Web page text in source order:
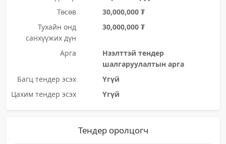
Төсөв
30,000,000 ₮
Тухайн онд
санхүүжих дүн
30,000,000 ₮
Арга
Нээлттэй тендер
шалгаруулалтын арга
Багц тендер эсэх
Үгүй
Цахим тендер эсэх
Үгүй
Тендер оролцогч